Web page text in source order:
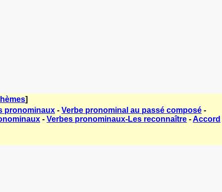
]
pronominaux - Verbe pronominal au passé composé -
- Verbes pronominaux-Les reconnaître -Accord